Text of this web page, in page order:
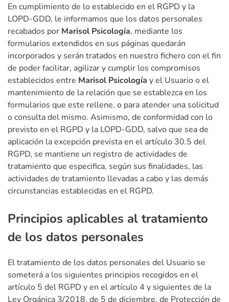
En cumplimiento de lo establecido en el RGPD y la
LOPD-GDD, le informamos que los datos personales
recabados por Marisol Psicología, mediante los
formularios extendidos en sus páginas quedarán
incorporados y serán tratados en nuestro fichero con el fin
de poder facilitar, agilizar y cumplir los compromisos
establecidos entre Marisol Psicología y el Usuario o el
mantenimiento de la relación que se establezca en los
formularios que este rellene, o para atender una solicitud
o consulta del mismo. Asimismo, de conformidad con lo
previsto en el RGPD y la LOPD-GDD, salvo que sea de
aplicación la excepción prevista en el artículo 30.5 del
RGPD, se mantiene un registro de actividades de
tratamiento que especifica, según sus finalidades, las
actividades de tratamiento llevadas a cabo y las demás
circunstancias establecidas en el RGPD.
Principios aplicables al tratamiento
de los datos personales
El tratamiento de los datos personales del Usuario se
someterá a los siguientes principios recogidos en el
artículo 5 del RGPD y en el artículo 4 y siguientes de la
Ley Orgánica 3/2018, de 5 de diciembre, de Protección de